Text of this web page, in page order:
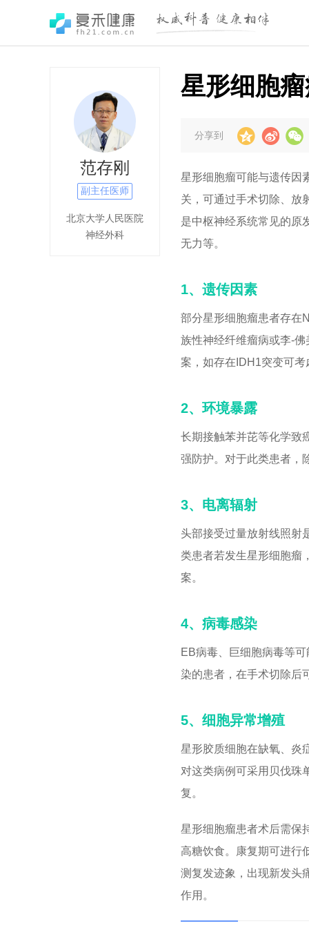
范存刚
副主任医师
北京大学人民医院
神经外科
星形细胞
分享到
星形细胞瘤可能与遗传因
关，可通过手术切除、放
是中枢神经系统常见的原
无力等。
1、遗传因素
部分星形细胞瘤患者存在
族性神经纤维瘤病或李-
案，如存在IDH1突变可
2、环境暴露
长期接触苯并芘等化学致
强防护。对于此类患者，
3、电离辐射
头部接受过量放射线照射
类患者若发生星形细胞瘤
案。
4、病毒感染
EB病毒、巨细胞病毒等
染的患者，在手术切除后
5、细胞异常增殖
星形胶质细胞在缺氧、炎
对这类病例可采用贝伐珠
复。
星形细胞瘤患者术后需保
高糖饮食。康复期可进行
测复发迹象，出现新发头
作用。